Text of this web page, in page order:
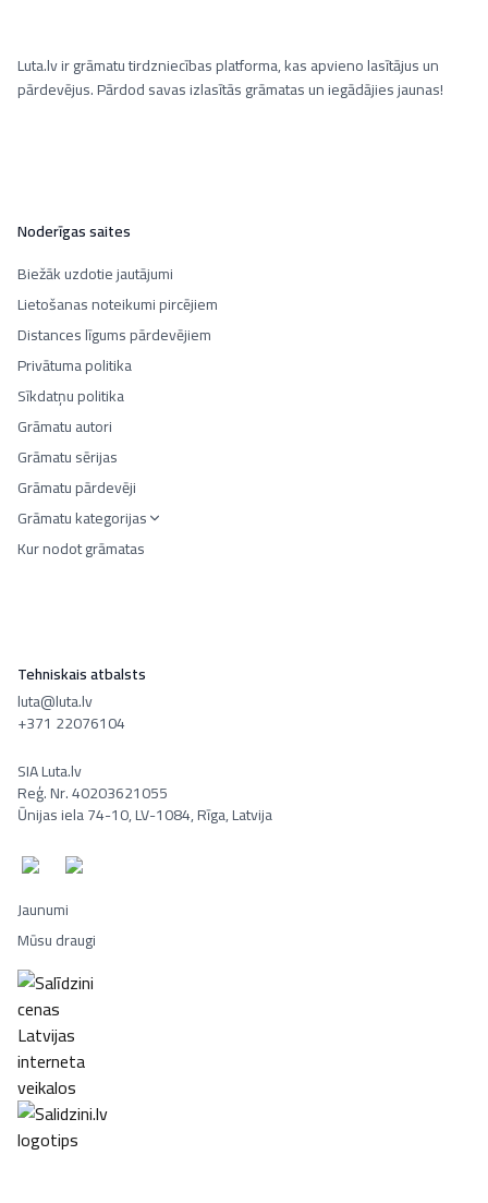
Luta.lv ir grāmatu tirdzniecības platforma, kas apvieno lasītājus un
pārdevējus. Pārdod savas izlasītās grāmatas un iegādājies jaunas!
Noderīgas saites
Biežāk uzdotie jautājumi
Lietošanas noteikumi pircējiem
Distances līgums pārdevējiem
Privātuma politika
Sīkdatņu politika
Grāmatu autori
Grāmatu sērijas
Grāmatu pārdevēji
Grāmatu kategorijas
Kur nodot grāmatas
Tehniskais atbalsts
luta@luta.lv
+371 22076104
SIA Luta.lv
Reģ. Nr. 40203621055
Ūnijas iela 74-10, LV-1084, Rīga, Latvija
Jaunumi
Mūsu draugi